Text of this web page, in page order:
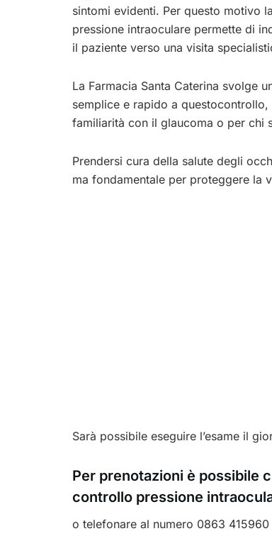
sintomi evidenti. Per questo motivo
pressione intraoculare permette di
il paziente verso una visita
La Farmacia Santa Caterina svolge
semplice e rapido a
familiarità con il glaucoma o per chi
Prendersi cura della salute degli
ma fondamentale per proteggere la
Sarà possibile eseguire l’esame il
Per prenotazioni è possibile
controllo pressione
o telefonare al numero 0863